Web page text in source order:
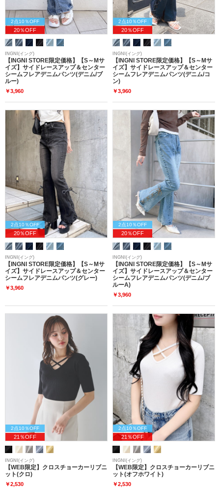
2点10％OFF
20％OFF
INGNI(イング)
【INGNI STORE限定価格】【S～Mサ
イズ】サイドレースアップ＆センター
シームフレアデニムパンツ(デニム/ブ
ルー)
￥3,960
2点10％OFF
20％OFF
INGNI(イング)
【INGNI STORE限定価格】【S～Mサ
イズ】サイドレースアップ＆センター
シームフレアデニムパンツ(デニム/コ
ン)
￥3,960
2点10％OFF
20％OFF
INGNI(イング)
【INGNI STORE限定価格】【S～Mサ
イズ】サイドレースアップ＆センター
シームフレアデニムパンツ(グレー)
￥3,960
2点10％OFF
20％OFF
INGNI(イング)
【INGNI STORE限定価格】【S～Mサ
イズ】サイドレースアップ＆センター
シームフレアデニムパンツ(デニム/ブ
ルーA)
￥3,960
2点10％OFF
21％OFF
INGNI(イング)
【WEB限定】クロスチョーカーリブニ
ット(クロ)
￥2,530
2点10％OFF
21％OFF
INGNI(イング)
【WEB限定】クロスチョーカーリブニ
ット(オフホワイト)
￥2,530